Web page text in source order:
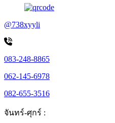
@738xyyli
083-248-8865
062-145-6978
082-655-3516
จันทร์-ศุกร์ :